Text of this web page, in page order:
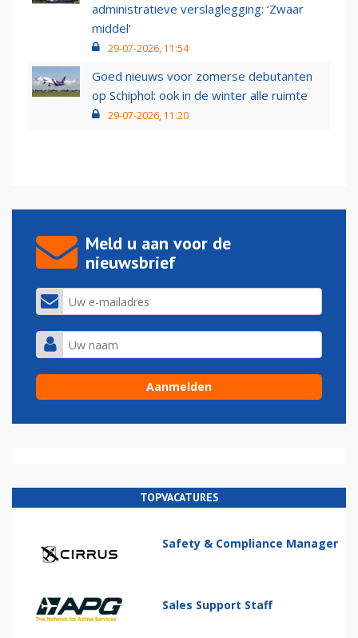
administratieve verslaglegging: ‘Zwaar
middel’
29-07-2026, 11:54
Goed nieuws voor zomerse debutanten
op Schiphol: ook in de winter alle ruimte
29-07-2026, 11:20
Meld u aan voor de
nieuwsbrief
TOPVACATURES
Safety & Compliance Manager
Sales Support Staff